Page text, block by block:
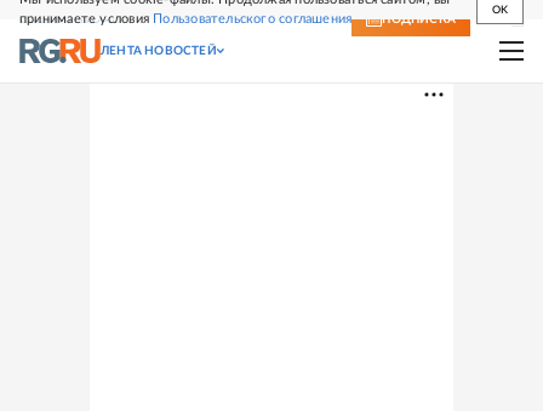
принимаете условия Пользовательского соглашения
OK
СВЕЖИЙ НОМЕР ПОДПИСКА
ЛЕНТА НОВОСТЕЙ